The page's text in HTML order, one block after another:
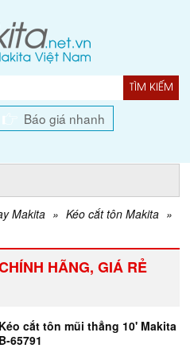
TÌM KIẾM
Báo giá nhanh
Makita » Kéo cắt tôn Makita »
HÃNG, GIÁ RẺ
Kéo cắt tôn mũi thẳng 10' Makita
B-65791